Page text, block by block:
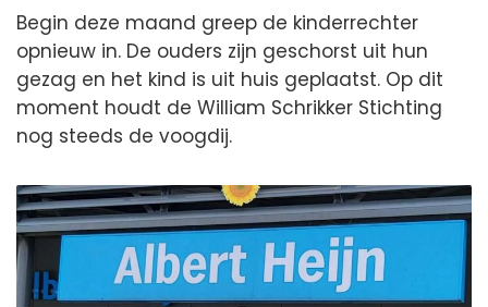
Begin deze maand greep de kinderrechter
opnieuw in. De ouders zijn geschorst uit hun
gezag en het kind is uit huis geplaatst. Op dit
moment houdt de William Schrikker Stichting
nog steeds de voogdij.